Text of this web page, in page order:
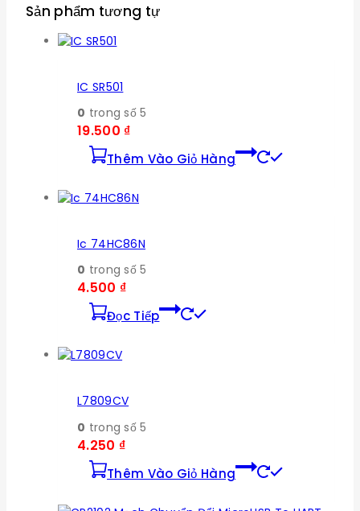
Sản phẩm tương tự
IC SR501
0 trong số 5
19.500 ₫
Thêm Vào Giỏ Hàng
Ic 74HC86N
0 trong số 5
4.500 ₫
Đọc Tiếp
L7809CV
0 trong số 5
4.250 ₫
Thêm Vào Giỏ Hàng